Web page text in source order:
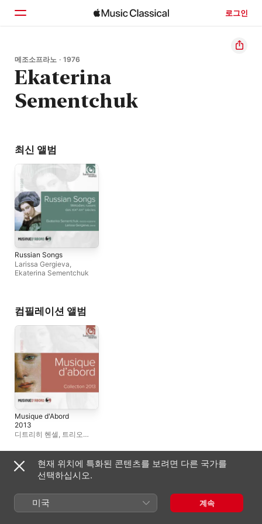
로그인
홈
둘러보기
검색
메조소프라노 · 1976
Ekaterina
Sementchuk
최신 앨범
Russian Songs
Larissa Gergieva,
Ekaterina Sementchuk
컴필레이션 앨범
Musique d'Abord
2013
디트리히 헨셀, 트리오
Ekaterina Sementchuk
자주 협연하는 아티스트
현재 위치에 특화된 콘텐츠를 보려면 다른 국가를
선택하십시오.
미국 계속